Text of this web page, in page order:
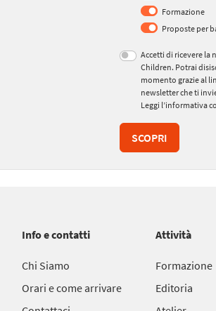
Formazione
Proposte per
Accetti di ricevere la
Children. Potrai
momento grazie al
newsletter che ti
Leggi l’informativa
SCOPRI
Info e contatti
Chi Siamo
Orari e come arrivare
Attività
Formazione
Editoria